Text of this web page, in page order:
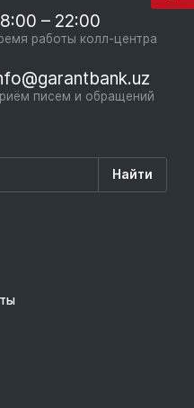
– 22:00
работы колл-центра
писем и обращений
Найти